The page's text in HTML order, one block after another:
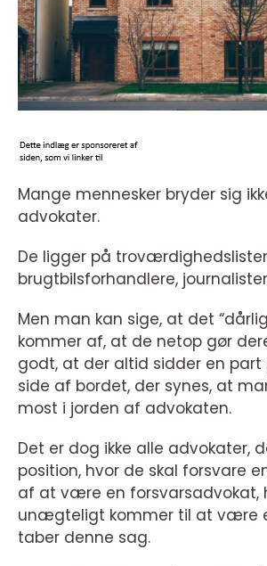
Mange mennesker bryder sig
advokater.
De ligger på
brugtbilsforhandlere,
Men man kan sige, at det
kommer af, at de netop gør
godt, at der altid sidder en
side af bordet, der synes, at
most i jorden af advokaten.
Det er dog ikke alle advokater,
position, hvor de skal forsvare
af at være en forsvarsadvokat,
unægteligt kommer til at være
taber denne sag.